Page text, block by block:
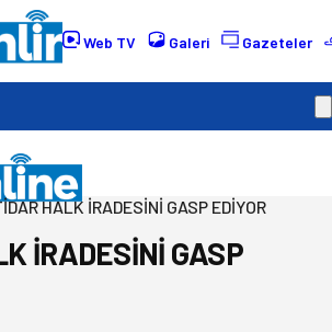
Web TV Galeri Gazeteler
HALK İRADESİNİ GASP EDİYOR
İRADESİNİ GASP